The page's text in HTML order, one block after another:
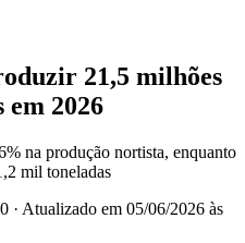
21,5 milhões
em 2026
na produção nortista, enquanto
mil toneladas
· Atualizado em 05/06/2026 às